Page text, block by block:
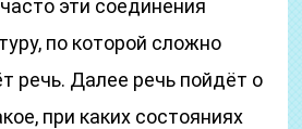
эти соединения
по которой сложно
речь. Далее речь пойдёт о
при каких состояниях